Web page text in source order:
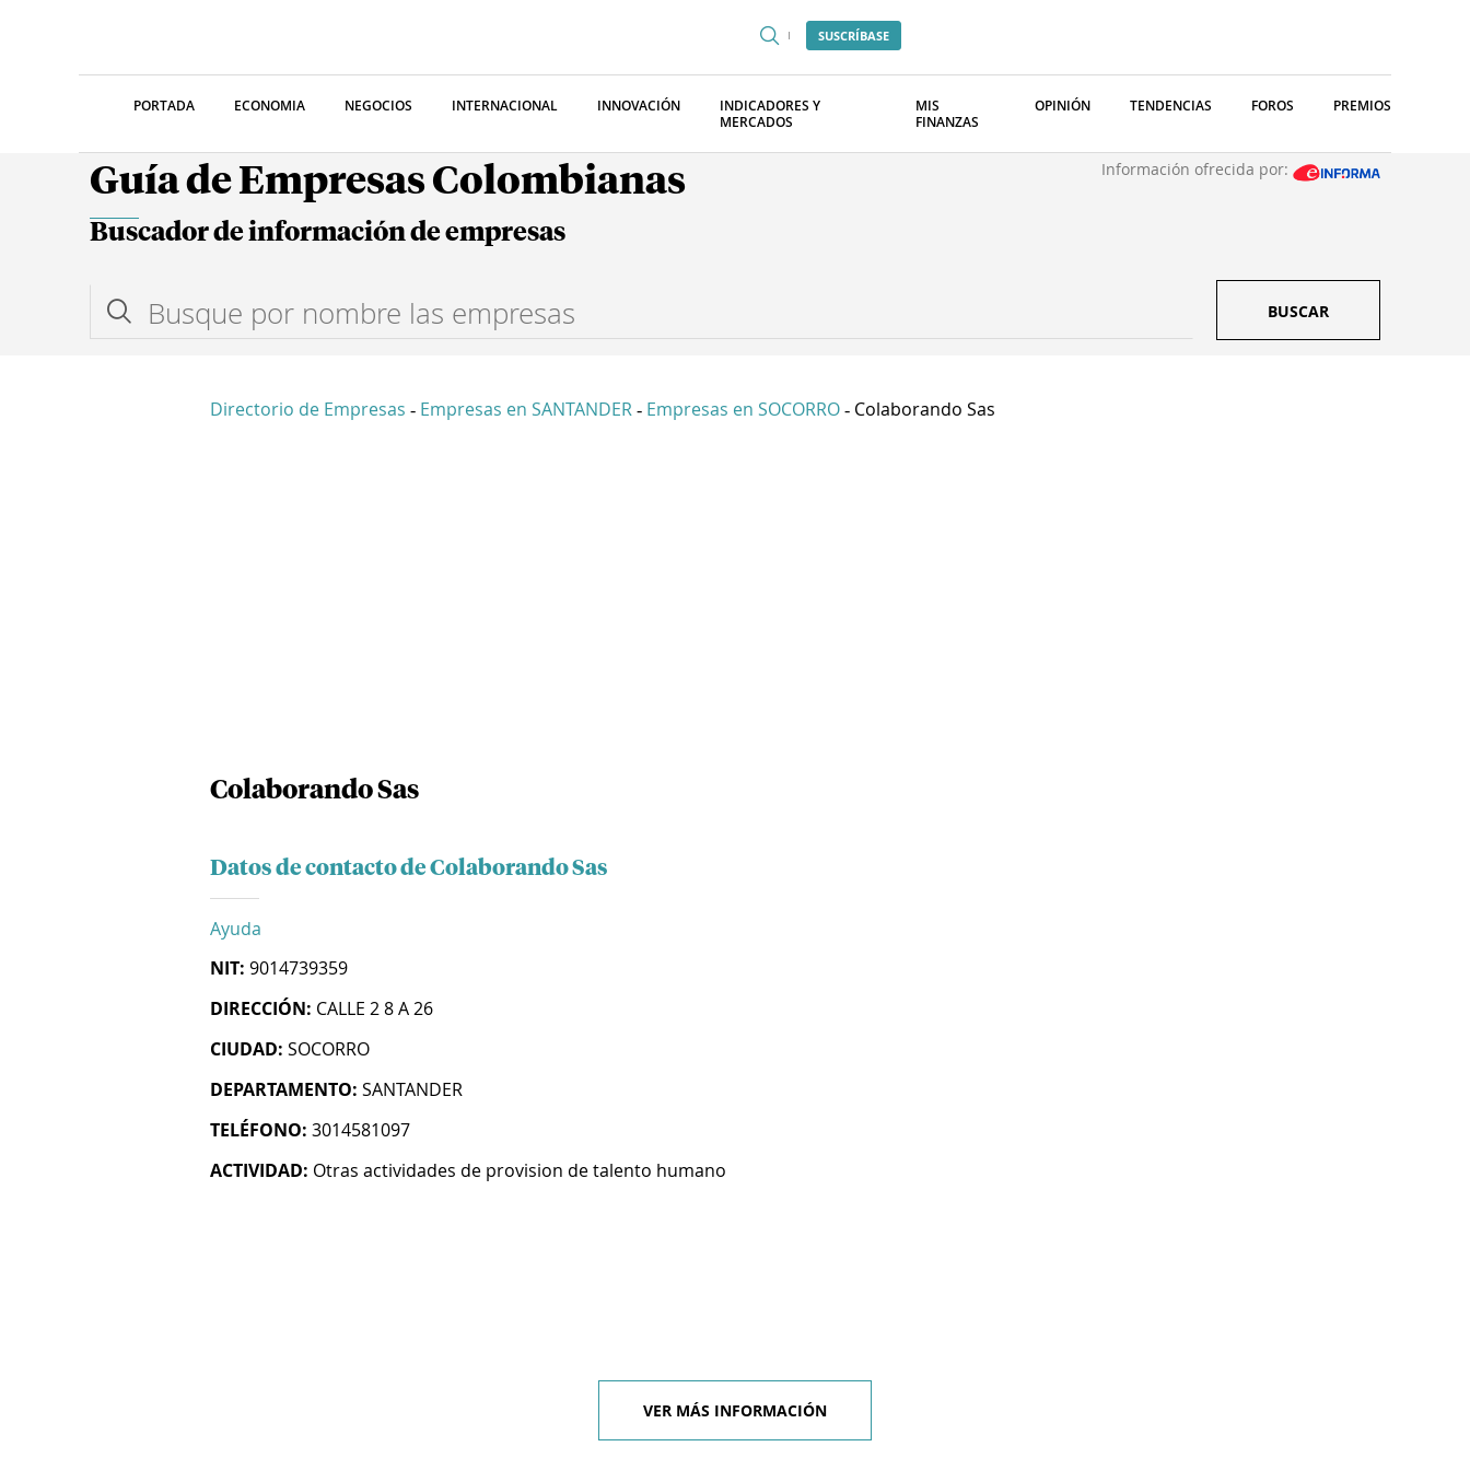
SUSCRÍBASE
PORTADA ECONOMIA NEGOCIOS INTERNACIONAL INNOVACIÓN
INDICADORES Y
MERCADOS
MIS
FINANZAS
OPINIÓN TENDENCIAS FOROS PREMIOS
Guía de Empresas Colombianas Información ofrecida por:
Buscador de información de empresas
BUSCAR
Directorio de Empresas - Empresas en SANTANDER - Empresas en SOCORRO - Colaborando Sas
Colaborando Sas
Datos de contacto de Colaborando Sas
Ayuda
NIT: 9014739359
DIRECCIÓN: CALLE 2 8 A 26
CIUDAD: SOCORRO
DEPARTAMENTO: SANTANDER
TELÉFONO: 3014581097
ACTIVIDAD: Otras actividades de provision de talento humano
VER MÁS INFORMACIÓN